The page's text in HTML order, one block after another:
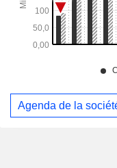
Agenda de la